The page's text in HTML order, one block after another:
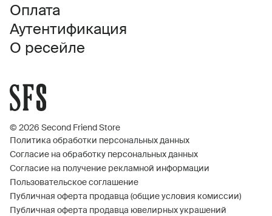
Оплата
Аутентификация
О ресейле
© 2026 Second Friend Store
Политика обработки персональных данных
Согласие на обработку персональных данных
Согласие на получение рекламной информации
Пользовательское соглашение
Публичная оферта продавца (общие условия комиссии)
Публичная оферта продавца ювелирных украшений